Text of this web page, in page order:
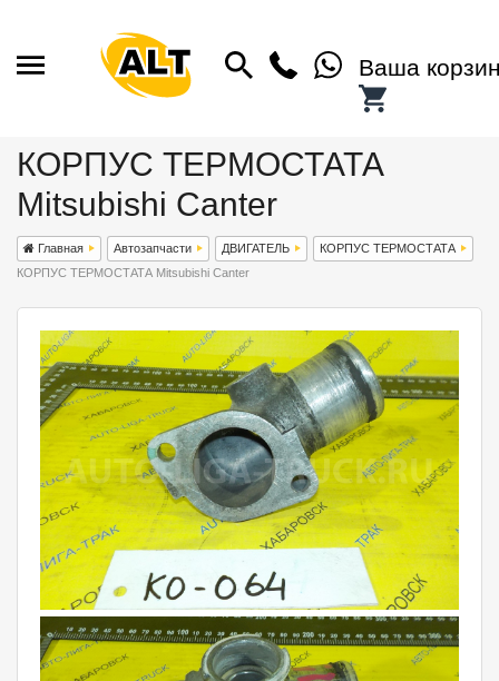
Ваша
КОРПУС ТЕРМОСТАТА
Mitsubishi Canter
Главная Автозапчасти ДВИГАТЕЛЬ
КОРПУС ТЕРМОСТАТА
КОРПУС ТЕРМОСТАТА Mitsubishi Canter